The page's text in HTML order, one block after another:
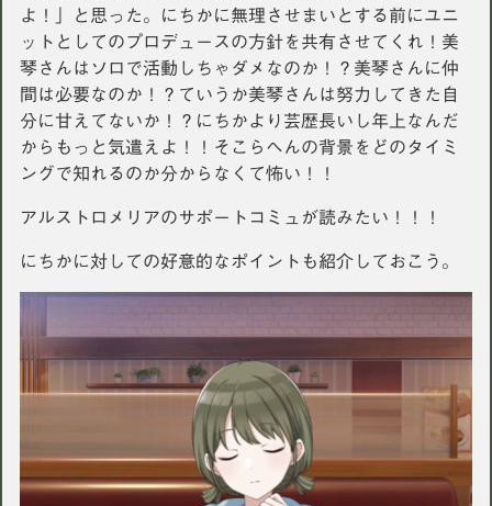
よ！」と思った。にちかに無理させまいとする前にユニ
ットとしてのプロデュースの方針を共有させてくれ！美
琴さんはソロで活動しちゃダメなのか！？美琴さんに仲
間は必要なのか！？ていうか美琴さんは努力してきた自
分に甘えてないか！？にちかより芸歴長いし年上なんだ
からもっと気遣えよ！！そこらへんの背景をどのタイミ
ングで知れるのか分からなくて怖い！！
アルストロメリアのサポートコミュが読みたい！！！
にちかに対しての好意的なポイントも紹介しておこう。